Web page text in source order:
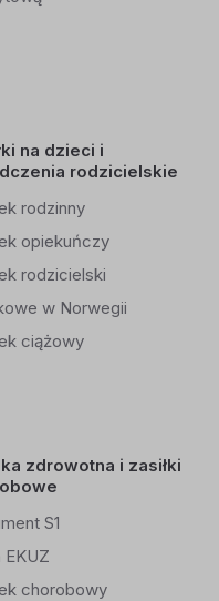
na dzieci i
rodzicielskie
rodzinny
opiekuńczy
rodzicielski
w Norwegii
ciążowy
zdrowotna i zasiłki
S1
EKUZ
chorobowy